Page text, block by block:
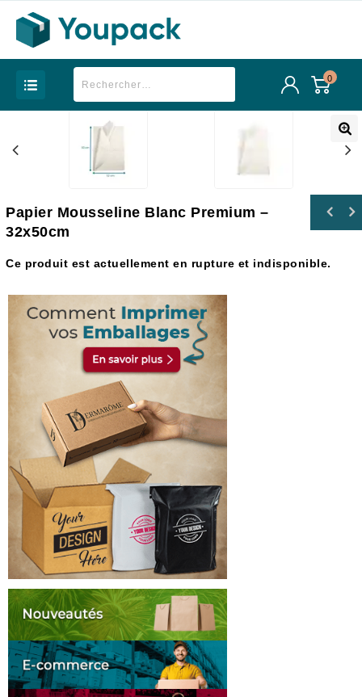
0
Papier Mousseline Blanc Premium –
32x50cm
Ce produit est actuellement en rupture et indisponible.